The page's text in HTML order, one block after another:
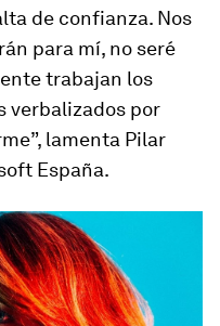
de confianza. Nos
para mí, no seré
trabajan los
verbalizados por
lamenta Pilar
España.